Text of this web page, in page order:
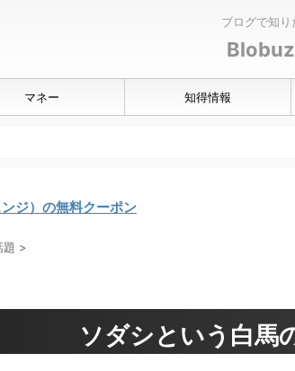
ブログで知
マネー 知得情報
ジ）の無料クーポン
>
ソダシという白馬